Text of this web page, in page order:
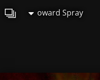
oward Spray